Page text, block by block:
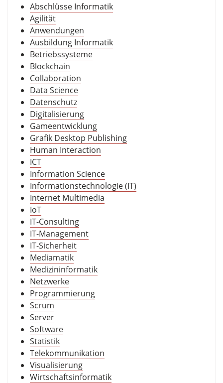
Abschlüsse Informatik
Agilität
Anwendungen
Ausbildung Informatik
Betriebssysteme
Blockchain
Collaboration
Data Science
Datenschutz
Digitalisierung
Gameentwicklung
Grafik Desktop Publishing
Human Interaction
ICT
Information Science
Informationstechnologie (IT)
Internet Multimedia
IoT
IT-Consulting
IT-Management
IT-Sicherheit
Mediamatik
Medizininformatik
Netzwerke
Programmierung
Scrum
Server
Software
Statistik
Telekommunikation
Visualisierung
Wirtschaftsinformatik